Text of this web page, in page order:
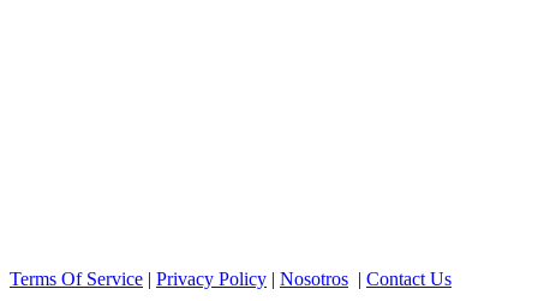
Terms Of Service | Privacy Policy | Nosotros | Contact Us